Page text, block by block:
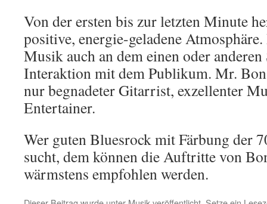
Von der ersten bis zur letzten Minute
positive, energie-geladene
Musik auch an dem einen oder
Interaktion mit dem Publikum. Mr.
nur begnadeter Gitarrist, exzellenter
Entertainer.
Wer guten Bluesrock mit Färbung der
sucht, dem können die Auftritte von
wärmstens empfohlen werden.